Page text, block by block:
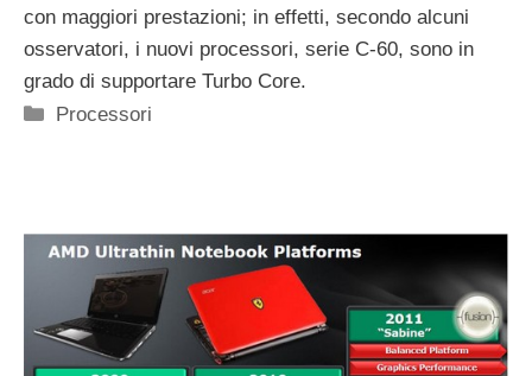
con maggiori prestazioni; in effetti, secondo alcuni
osservatori, i nuovi processori, serie C-60, sono in
grado di supportare Turbo Core.
Categorie
Processori